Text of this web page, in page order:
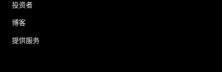
投资者
博客
提供服务